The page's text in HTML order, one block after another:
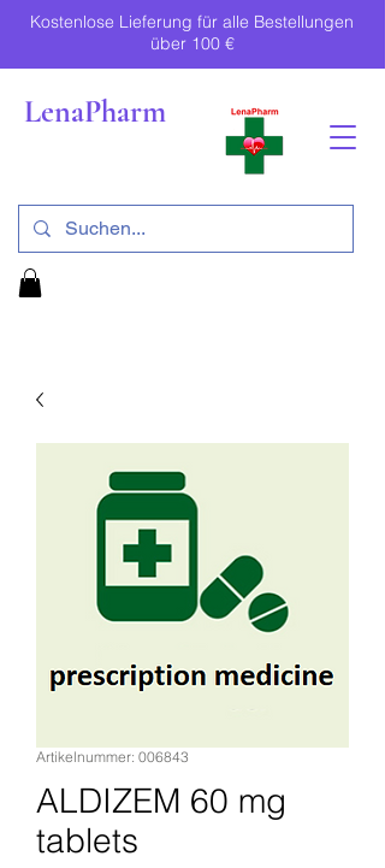
Kostenlose Lieferung für alle Bestellungen
über 100 €
LenaPharm
Artikelnummer: 006843
ALDIZEM 60 mg
tablets